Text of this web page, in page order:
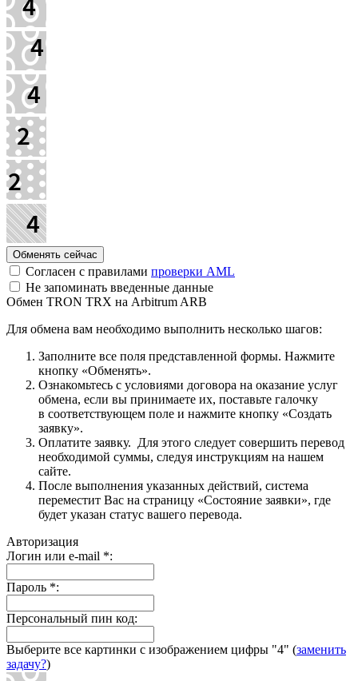
Согласен с правилами проверки AML
Не запоминать введенные данные
Обмен TRON TRX на Arbitrum ARB
Для обмена вам необходимо выполнить несколько шагов:
Заполните все поля представленной формы. Нажмите
кнопку «Обменять».
Ознакомьтесь с условиями договора на оказание услуг
обмена, если вы принимаете их, поставьте галочку
в соответствующем поле и нажмите кнопку «Создать
заявку».
Оплатите заявку. Для этого следует совершить перевод
необходимой суммы, следуя инструкциям на нашем
сайте.
После выполнения указанных действий, система
переместит Вас на страницу «Состояние заявки», где
будет указан статус вашего перевода.
Авторизация
Логин или e-mail *:
Пароль *:
Персональный пин код:
Выберите все картинки с изображением цифры "4" (заменить
задачу?)